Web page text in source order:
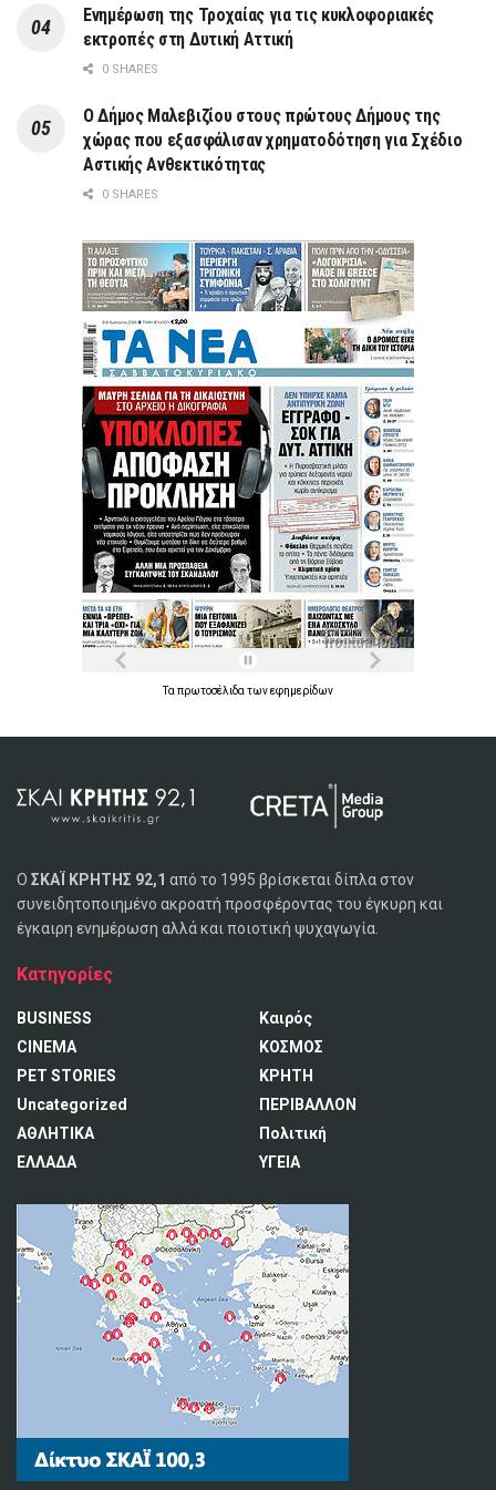
Ενημέρωση της Τροχαίας για τις κυκλοφοριακές
εκτροπές στη Δυτική Αττική
0 SHARES
Ο Δήμος Μαλεβιζίου στους πρώτους Δήμους της
χώρας που εξασφάλισαν χρηματοδότηση για Σχέδιο
Αστικής Ανθεκτικότητας
0 SHARES
Τα πρωτοσέλιδα τωνεφημερίδων
Ο ΣΚΑΪ ΚΡΗΤΗΣ 92,1 από το 1995 βρίσκεται δίπλα στον
συνειδητοποιημένο ακροατή προσφέροντας του έγκυρη και
έγκαιρη ενημέρωση αλλά και ποιοτική ψυχαγωγία.
Κατηγορίες
BUSINESS
CINEMA
PET STORIES
Uncategorized
ΑΘΛΗΤΙΚΑ
ΕΛΛΑΔΑ
Καιρός
ΚΟΣΜΟΣ
ΚΡΗΤΗ
ΠΕΡΙΒΑΛΛΟΝ
Πολιτική
ΥΓΕΙΑ